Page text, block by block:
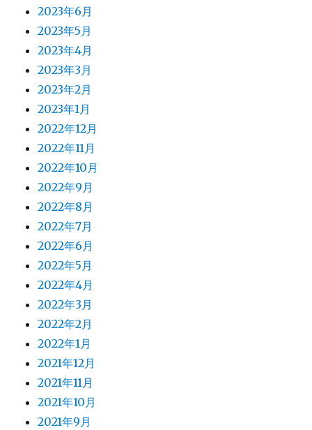
2023年6月
2023年5月
2023年4月
2023年3月
2023年2月
2023年1月
2022年12月
2022年11月
2022年10月
2022年9月
2022年8月
2022年7月
2022年6月
2022年5月
2022年4月
2022年3月
2022年2月
2022年1月
2021年12月
2021年11月
2021年10月
2021年9月